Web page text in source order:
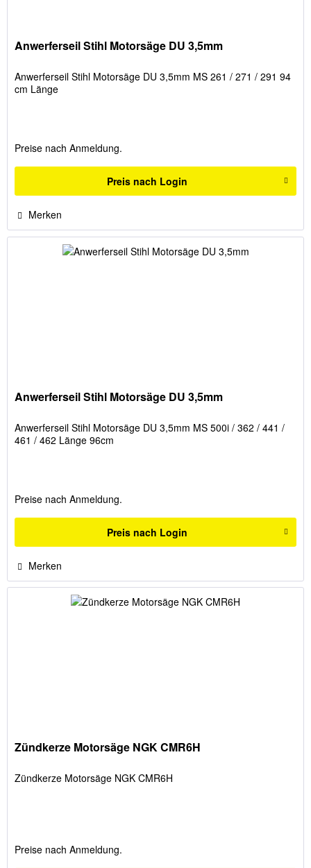
Anwerferseil Stihl Motorsäge DU 3,5mm
Anwerferseil Stihl Motorsäge DU 3,5mm MS 261 / 271 / 291 94
cm Länge
Preise nach Anmeldung.
Preis nach Login
Merken
Anwerferseil Stihl Motorsäge DU 3,5mm
Anwerferseil Stihl Motorsäge DU 3,5mm MS 500i / 362 / 441 /
461 / 462 Länge 96cm
Preise nach Anmeldung.
Preis nach Login
Merken
Zündkerze Motorsäge NGK CMR6H
Zündkerze Motorsäge NGK CMR6H
Preise nach Anmeldung.